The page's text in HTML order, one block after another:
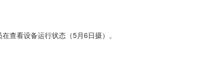
查看设备运行状态（5月6日摄）。